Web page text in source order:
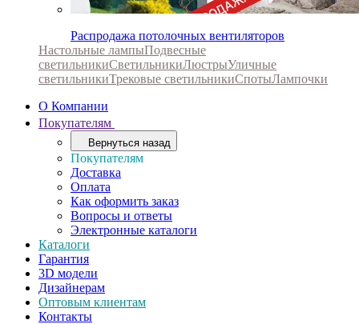
Распродажа потолочных вентиляторов
Настольные лампыПодвесные
светильникиСветильникиЛюстрыУличные
светильникиТрековые светильникиСпотыЛампочки
О Компании
Покупателям
Вернуться назад
Покупателям
Доставка
Оплата
Как оформить заказ
Вопросы и ответы
Электронные каталоги
Каталоги
Гарантия
3D модели
Дизайнерам
Оптовым клиентам
Контакты